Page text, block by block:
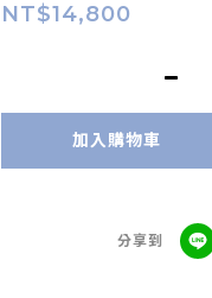
NT$14,800
加入購物車
分享到